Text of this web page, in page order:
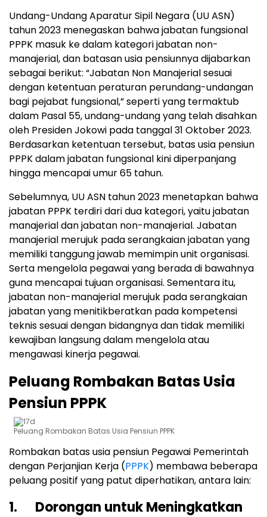
Undang-Undang Aparatur Sipil Negara (UU ASN)
tahun 2023 menegaskan bahwa jabatan fungsional
PPPK masuk ke dalam kategori jabatan non-
manajerial, dan batasan usia pensiunnya dijabarkan
sebagai berikut: “Jabatan Non Manajerial sesuai
dengan ketentuan peraturan perundang-undangan
bagi pejabat fungsional,” seperti yang termaktub
dalam Pasal 55, undang-undang yang telah disahkan
oleh Presiden Jokowi pada tanggal 31 Oktober 2023.
Berdasarkan ketentuan tersebut, batas usia pensiun
PPPK dalam jabatan fungsional kini diperpanjang
hingga mencapai umur 65 tahun.
Sebelumnya, UU ASN tahun 2023 menetapkan bahwa
jabatan PPPK terdiri dari dua kategori, yaitu jabatan
manajerial dan jabatan non-manajerial. Jabatan
manajerial merujuk pada serangkaian jabatan yang
memiliki tanggung jawab memimpin unit organisasi.
Serta mengelola pegawai yang berada di bawahnya
guna mencapai tujuan organisasi. Sementara itu,
jabatan non-manajerial merujuk pada serangkaian
jabatan yang menitikberatkan pada kompetensi
teknis sesuai dengan bidangnya dan tidak memiliki
kewajiban langsung dalam mengelola atau
mengawasi kinerja pegawai.
Peluang Rombakan Batas Usia
Pensiun PPPK
Peluang Rombakan Batas Usia Pensiun PPPK
Rombakan batas usia pensiun Pegawai Pemerintah
dengan Perjanjian Kerja (PPPK) membawa beberapa
peluang positif yang patut diperhatikan, antara lain:
1. Dorongan untuk Meningkatkan